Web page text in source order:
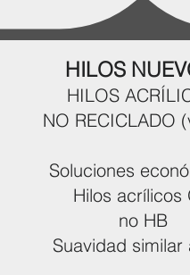
HILOS
HILOS
NO RECICLADO
Soluciones
Hilos acrílicos
no HB
Suavidad similar